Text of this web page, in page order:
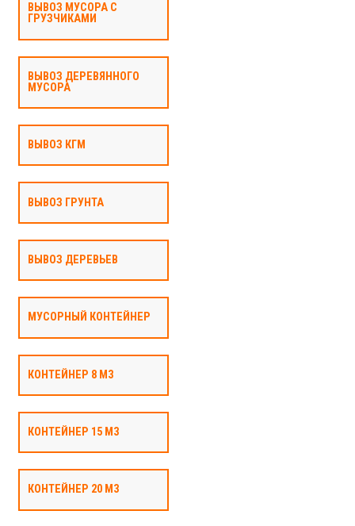
ВЫВОЗ МУСОРА С
ГРУЗЧИКАМИ
ВЫВОЗ ДЕРЕВЯННОГО
МУСОРА
ВЫВОЗ КГМ
ВЫВОЗ ГРУНТА
ВЫВОЗ ДЕРЕВЬЕВ
МУСОРНЫЙ КОНТЕЙНЕР
КОНТЕЙНЕР 8 М3
КОНТЕЙНЕР 15 М3
КОНТЕЙНЕР 20 М3